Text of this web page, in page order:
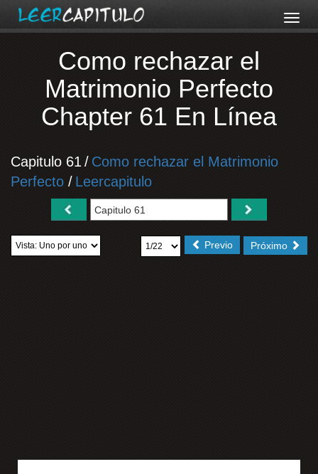
Como rechazar el
Matrimonio Perfecto
Chapter 61 En Línea
Capitulo 61 / Como rechazar el Matrimonio
Perfecto / Leercapitulo
Próximo
Previo